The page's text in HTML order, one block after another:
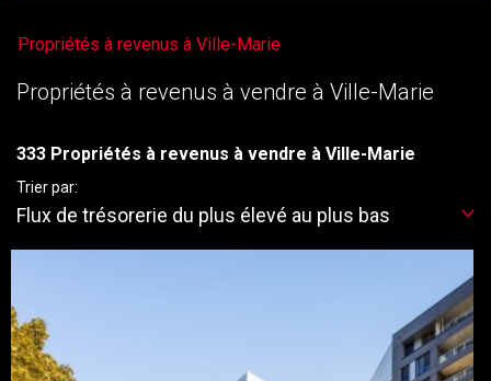
Propriétés à revenus à Ville-Marie
Propriétés à revenus à vendre à Ville-Marie
333 Propriétés à revenus à vendre à Ville-Marie
Trier par:
Flux de trésorerie du plus élevé au plus bas